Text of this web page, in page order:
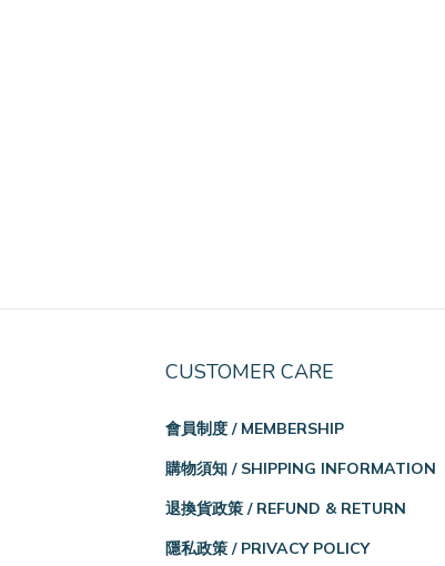
CUSTOMER CARE
會員制度 / MEMBERSHIP
購物須知 / SHIPPING INFORMATION
退換貨政策 / REFUND & RETURN
隱私政策 / PRIVACY POLICY